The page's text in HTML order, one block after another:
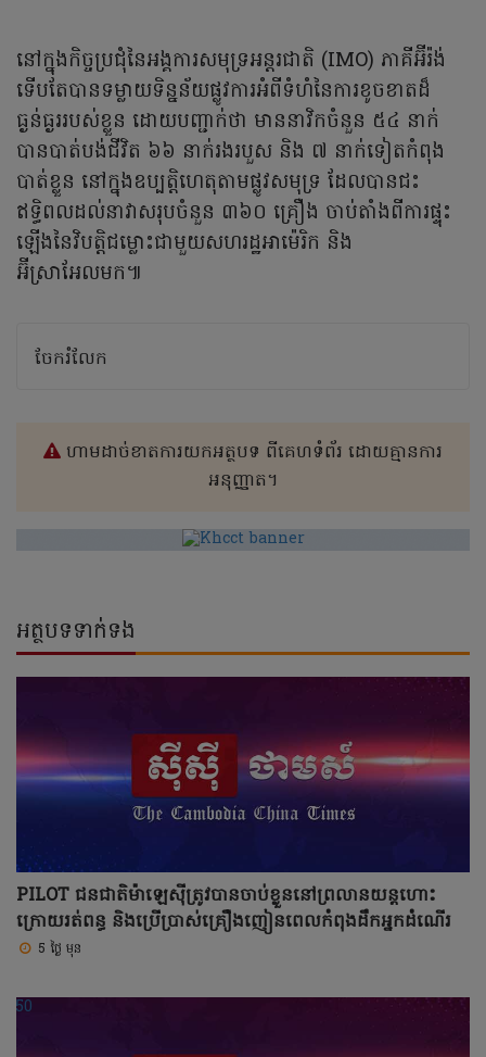
នៅក្នុងកិច្ចប្រជុំនៃអង្គការសមុទ្រអន្តរជាតិ (IMO) ភាគីអ៊ីរ៉ង់
ទើបតែបានទម្លាយទិន្នន័យផ្លូវការអំពីទំហំនៃការខូចខាតដ៏
ធ្ងន់ធ្ងររបស់ខ្លួន ដោយបញ្ជាក់ថា មាននាវិកចំនួន ៥៤ នាក់
បានបាត់បង់ជីវិត ៦៦ នាក់រងរបួស និង ៧ នាក់ទៀតកំពុង
បាត់ខ្លួន នៅក្នុងឧប្បត្តិហេតុតាមផ្លូវសមុទ្រ ដែលបានជះ
ឥទ្ធិពលដល់នាវាសរុបចំនួន ៣៦០ គ្រឿង ចាប់តាំងពីការផ្ទុះ
ឡើងនៃវិបត្តិជម្លោះជាមួយសហរដ្ឋអាម៉េរិក និង
អ៊ីស្រាអែលមក៕
ចែករំលែក
ហាមដាច់ខាតការយកអត្ថបទ ពីគេហទំព័រ ដោយគ្មានការ
អនុញ្ញាត។
អត្ថបទទាក់ទង
PILOT ជនជាតិម៉ាឡេស៊ីត្រូវបានចាប់ខ្លួននៅព្រលានយន្តហោះ
ក្រោយរត់ពន្ធ និងប្រើប្រាស់គ្រឿងញៀនពេលកំពុងដឹកអ្នកដំណើរ
5 ថ្ងៃ មុន